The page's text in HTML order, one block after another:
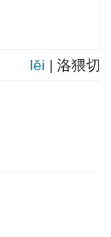
lěi | 洛猥切